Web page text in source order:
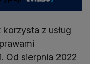
z usług
Od sierpnia 2022